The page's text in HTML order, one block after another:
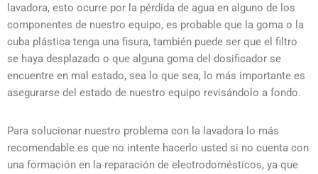
lavadora, esto ocurre por la pérdida de agua en alguno de los
componentes de nuestro equipo, es probable que la goma o la
cuba plástica tenga una fisura, también puede ser que el filtro
se haya desplazado o que alguna goma del dosificador se
encuentre en mal estado, sea lo que sea, lo más importante es
asegurarse del estado de nuestro equipo revisándolo a fondo.
Para solucionar nuestro problema con la lavadora lo más
recomendable es que no intente hacerlo usted si no cuenta con
una formación en la reparación de electrodomésticos, ya que